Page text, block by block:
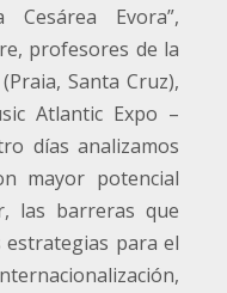
Evora”,
profesores de la
Santa Cruz),
Atlantic Expo –
días analizamos
mayor potencial
las barreras que
para el